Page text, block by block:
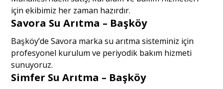
için ekibimiz her zaman hazırdır.
Savora Su Arıtma – Başköy
Başköy’de Savora marka su arıtma sisteminiz için
profesyonel kurulum ve periyodik bakım hizmeti
sunuyoruz.
Simfer Su Arıtma – Başköy